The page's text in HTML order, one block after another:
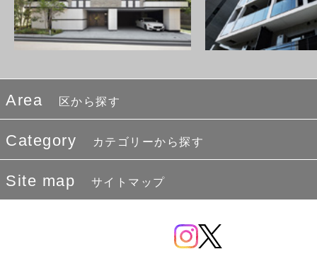
Area 区から探す
Category カテゴリーから探す
Site map サイトマップ